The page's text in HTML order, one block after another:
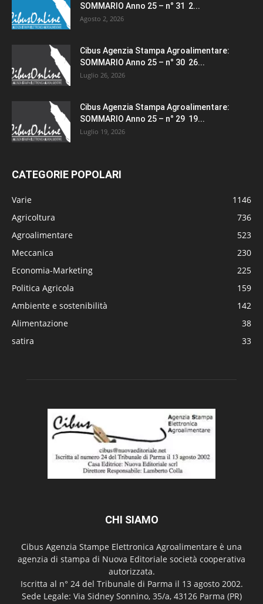
SOMMARIO Anno 25 – n° 31 2...
Agosto 2, 2026
Cibus Agenzia Stampa Agroalimentare:
SOMMARIO Anno 25 – n° 30 26...
Luglio 26, 2026
Cibus Agenzia Stampa Agroalimentare:
SOMMARIO Anno 25 – n° 29 19...
Luglio 19, 2026
CATEGORIE POPOLARI
Varie
1146
Agricoltura
736
Agroalimentare
523
Meccanica
230
Economia-Marketing
225
Politica Agricola
159
Ambiente e sostenibilità
142
Alimentazione
38
satira
33
CHI SIAMO
Cibus Agenzia Stampe Elettronica Agroalimentare è una
agenzia di stampa di Nuova Editoriale società cooperativa
autorizzata.
Iscritta al n° 24 del Tribunale di Parma il 13 agosto 2002.
Sede Legale: Via Sidney Sonnino, 35/a, 43126 Parma (PR)